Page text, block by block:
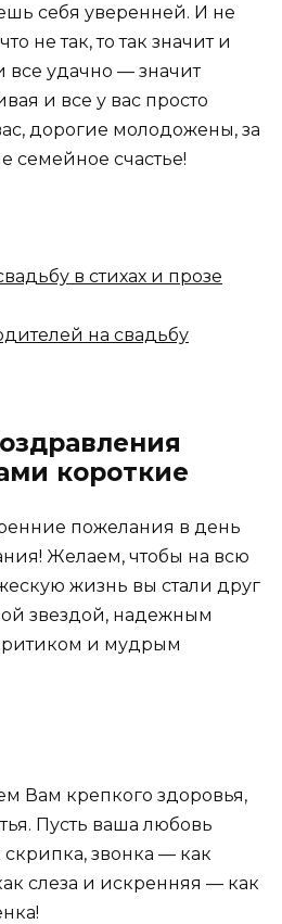
себя уверенней. И не
не так, то так значит и
все удачно — значит
и все у вас просто
дорогие молодожены, за
семейное счастье!
в стихах и прозе
на свадьбу
короткие
пожелания в день
Желаем, чтобы на всю
жизнь вы стали друг
звездой, надежным
и мудрым
Вам крепкого здоровья,
Пусть ваша любовь
звонка — как
слеза и искренняя — как